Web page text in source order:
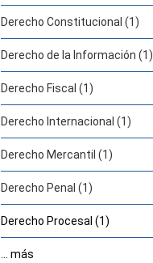
Derecho Constitucional (1)
Derecho de la Información (1)
Derecho Fiscal (1)
Derecho Internacional (1)
Derecho Mercantil (1)
Derecho Penal (1)
Derecho Procesal (1)
... más